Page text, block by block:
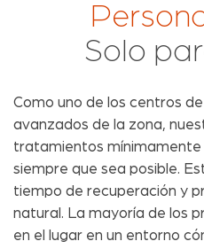
Solo
Como uno de los centros
avanzados de la zona,
tratamientos mínimamente
siempre que sea posible.
tiempo de recuperación y
natural. La mayoría de los
en el lugar en un entorno